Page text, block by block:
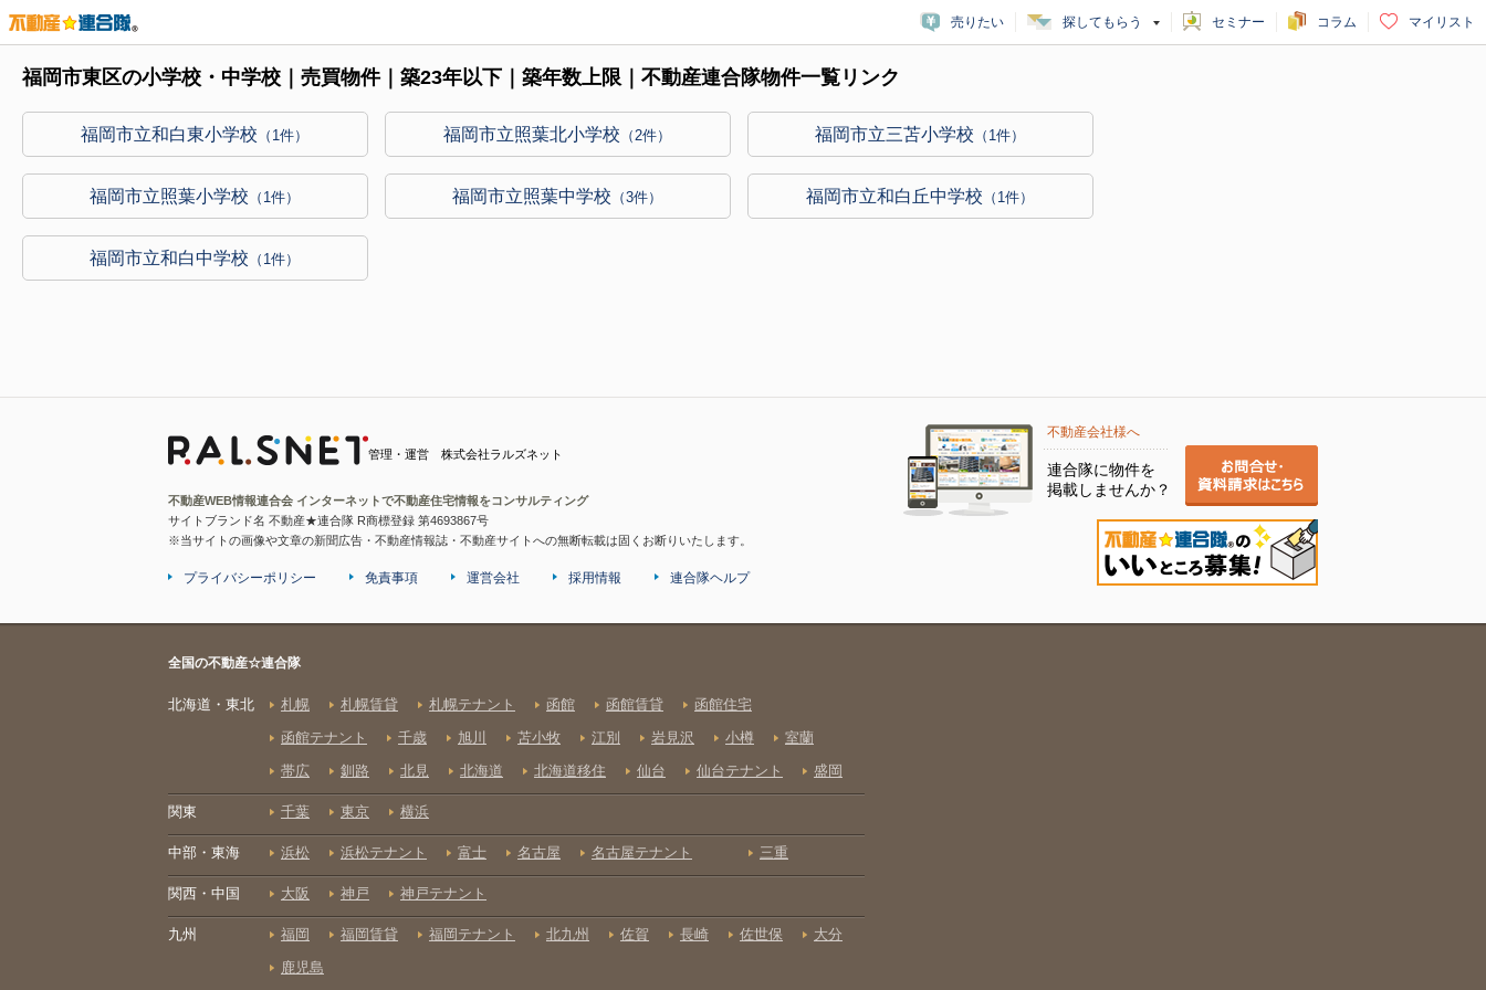
売りたい 探してもらう セミナー コラム マイリスト
福岡市東区の小学校・中学校｜売買物件｜築23年以下｜築年数上限｜不動産連合隊物件一覧リンク
福岡市立和白東小学校 （1件） 福岡市立照葉北小学校 （2件） 福岡市立三苫小学校 （1件）
福岡市立照葉小学校 （1件） 福岡市立照葉中学校 （3件） 福岡市立和白丘中学校 （1件）
福岡市立和白中学校 （1件）
管理・運営 株式会社ラルズネット
不動産WEB情報連合会 インターネットで不動産住宅情報をコンサルティング
サイトブランド名 不動産★連合隊 R商標登録 第4693867号
※当サイトの画像や文章の新聞広告・不動産情報誌・不動産サイトへの無断転載は固くお断りいたします。
不動産会社様へ
連合隊に物件を
掲載しませんか？
プライバシーポリシー 免責事項 運営会社 採用情報 連合隊ヘルプ